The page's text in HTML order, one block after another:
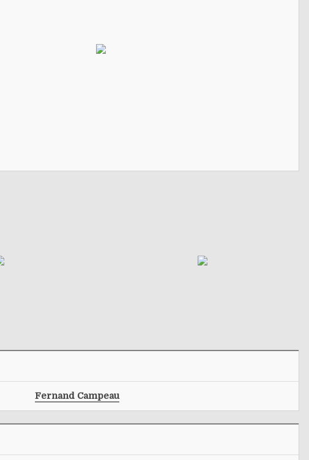
Fernand Campeau